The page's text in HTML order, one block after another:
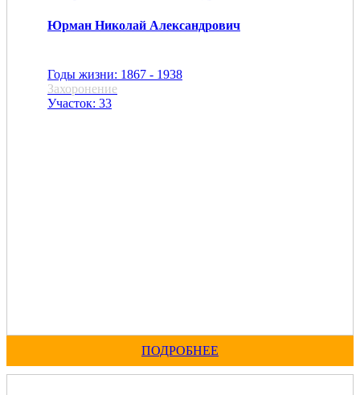
Юрман Николай Александрович
Годы жизни: 1867 - 1938
Захоронение
Участок: 33
ПОДРОБНЕЕ